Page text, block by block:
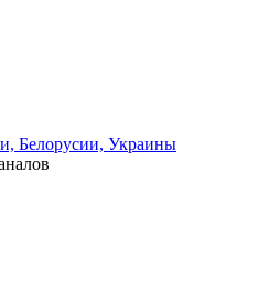
Белорусии, Украины